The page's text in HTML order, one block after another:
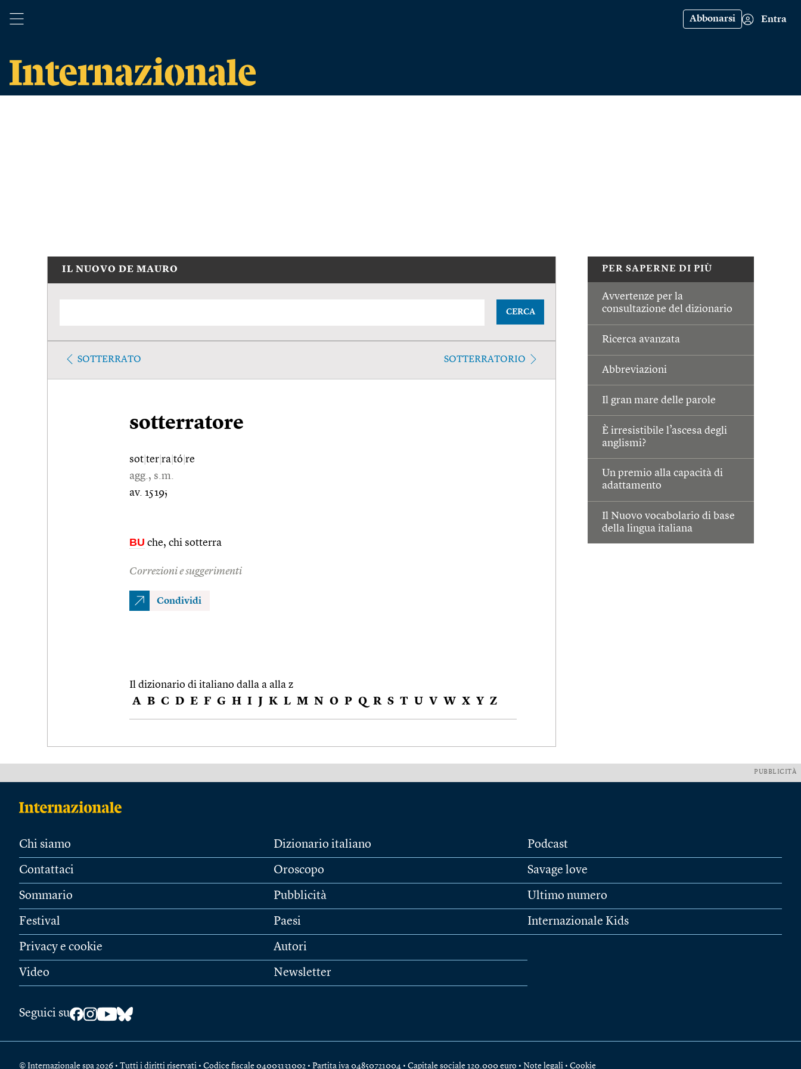
Abbonarsi Entra
PER SAPERNE DI PIÙ
Avvertenze per la
consultazione del dizionario
Ricerca avanzata
Abbreviazioni
Il gran mare delle parole
È irresistibile l’ascesa degli
anglismi?
Un premio alla capacità di
adattamento
Il Nuovo vocabolario di base
della lingua italiana
IL NUOVO DE MAURO
CERCA
SOTTERRATO SOTTERRATORIO
sotterratore
sot ter ra tó re
agg., s.m.
av. 1519;
BU che, chi sotterra
Correzioni e suggerimenti
Condividi
Il dizionario di italiano dalla a alla z
A B C D E F G H I J K L M N O P Q R S T U V W X Y Z
PUBBLICITÀ
Chi siamo
Contattaci
Sommario
Festival
Privacy e cookie
Video
Dizionario italiano
Oroscopo
Pubblicità
Paesi
Autori
Newsletter
Podcast
Savage love
Ultimo numero
Internazionale Kids
Seguici su
© Internazionale spa 2026 • Tutti i diritti riservati • Codice fiscale 04003131002 • Partita iva 04850721004 • Capitale sociale 120.000 euro • Note legali • Cookie